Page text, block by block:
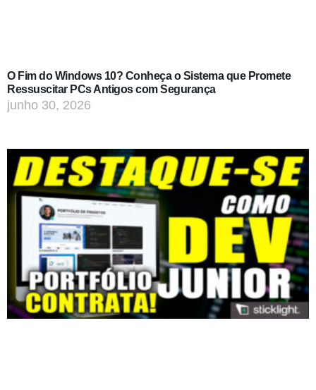
O Fim do Windows 10? Conheça o Sistema que Promete
Ressuscitar PCs Antigos com Segurança
junho 30, 2026